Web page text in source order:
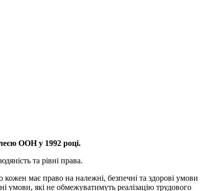
ООН у 1992 році.
та рівні права.
має право на належні, безпечні та здорові умови
умови, які не обмежуватимуть реалізацію трудового